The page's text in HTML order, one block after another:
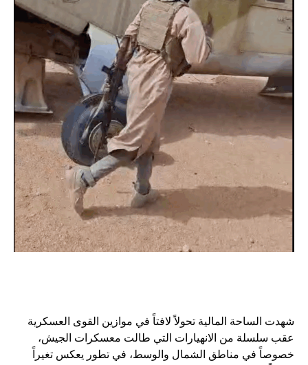
شهدت الساحة المالية تحولاً لافتاً في موازين القوى العسكرية
عقب سلسلة من الانهيارات التي طالت معسكرات الجيش،
خصوصاً في مناطق الشمال والوسط، في تطور يعكس تغيراً